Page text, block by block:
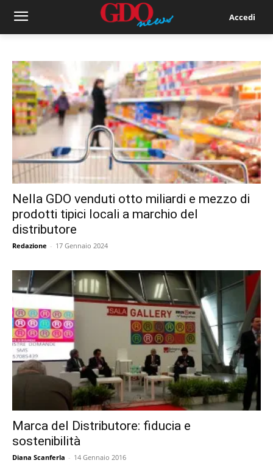
Accedi
Nella GDO venduti otto miliardi e mezzo di
prodotti tipici locali a marchio del
distributore
Redazione - 17 Gennaio 2024
Marca del Distributore: fiducia e
sostenibilità
Diana Scanferla - 14 Gennaio 2016